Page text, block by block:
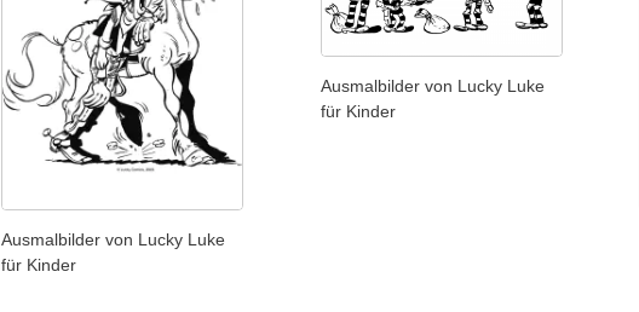
Ausmalbilder von Lucky Luke
für Kinder
Ausmalbilder von Lucky Luke
für Kinder